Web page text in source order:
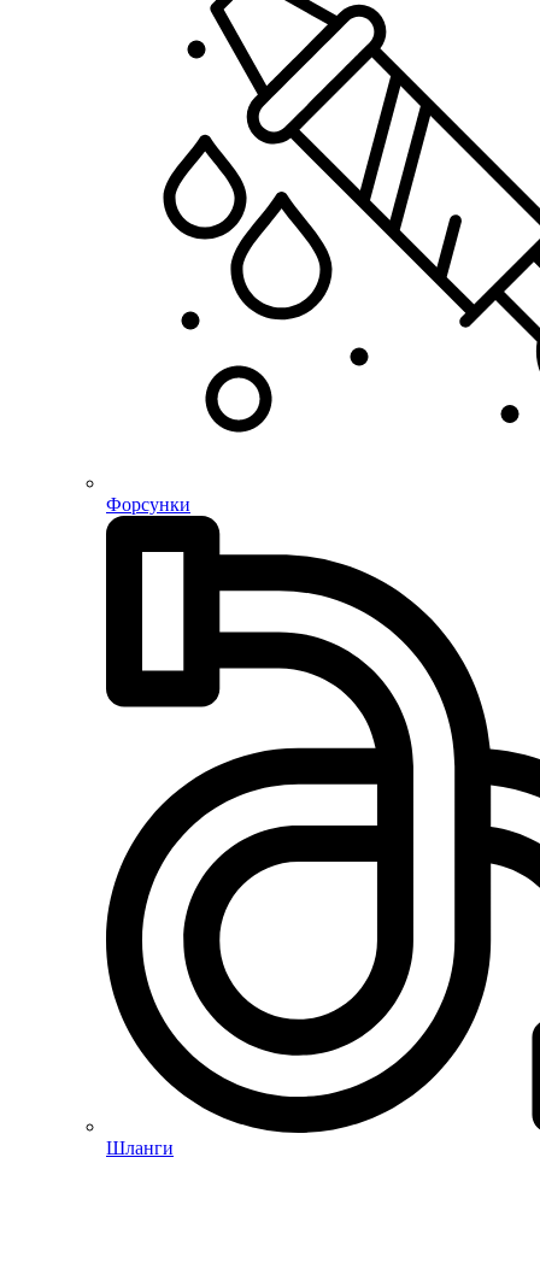
Форсунки
Шланги